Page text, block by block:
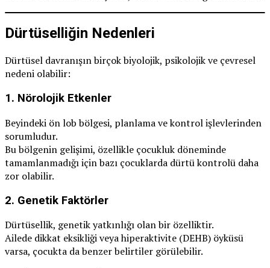
Dürtüselliğin Nedenleri
Dürtüsel davranışın birçok biyolojik, psikolojik ve çevresel
nedeni olabilir:
1. Nörolojik Etkenler
Beyindeki ön lob bölgesi, planlama ve kontrol işlevlerinden
sorumludur.
Bu bölgenin gelişimi, özellikle çocukluk döneminde
tamamlanmadığı için bazı çocuklarda dürtü kontrolü daha
zor olabilir.
2. Genetik Faktörler
Dürtüsellik, genetik yatkınlığı olan bir özelliktir.
Ailede dikkat eksikliği veya hiperaktivite (DEHB) öyküsü
varsa, çocukta da benzer belirtiler görülebilir.